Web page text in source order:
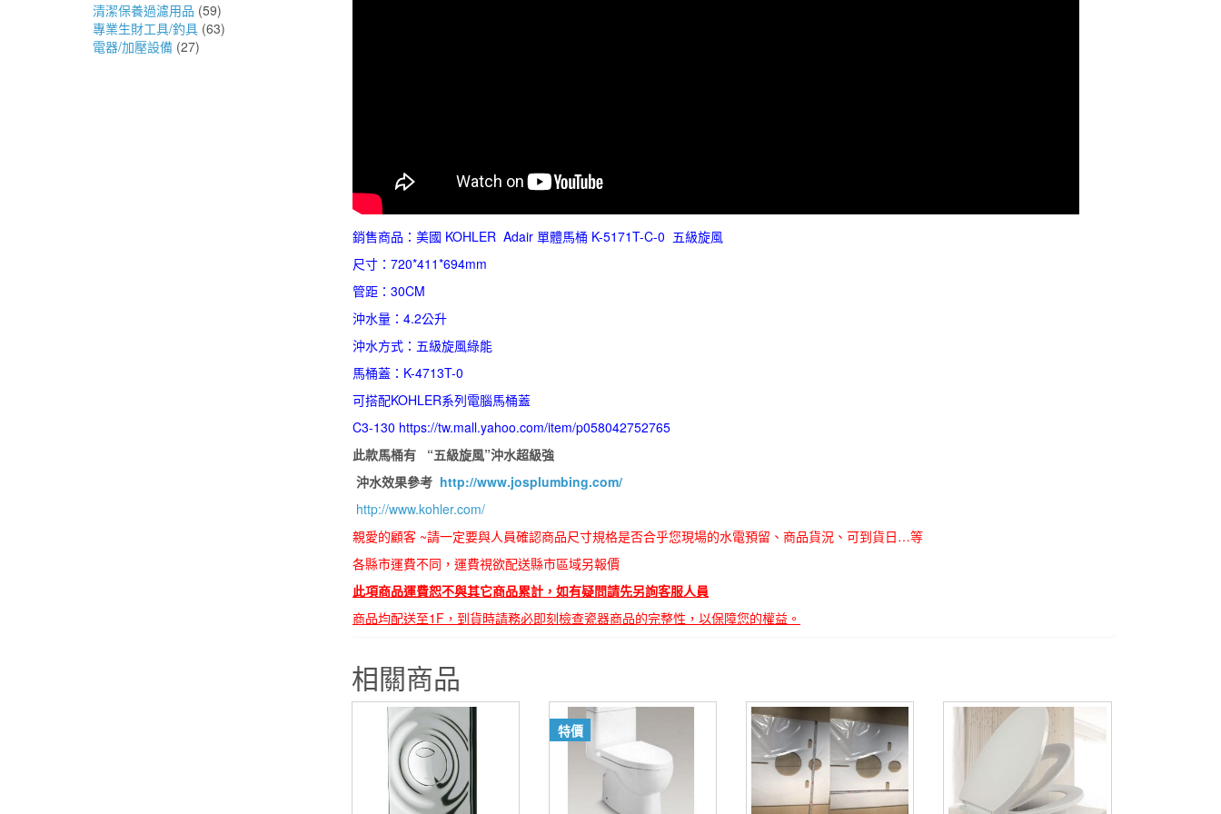
清潔保養過濾用品 (59)
專業生財工具/釣具 (63)
電器/加壓設備 (27)
銷售商品：美國 KOHLER Adair 單體馬桶 K-5171T-C-0 五級旋風
尺寸：720*411*694mm
管距：30CM
沖水量：4.2公升
沖水方式：五級旋風綠能
馬桶蓋：K-4713T-0
可搭配KOHLER系列電腦馬桶蓋
C3-130 https://tw.mall.yahoo.com/item/p058042752765
此款馬桶有 “五級旋風”沖水超級強
沖水效果參考 http://www.josplumbing.com/
http://www.kohler.com/
親愛的顧客 ~請一定要與人員確認商品尺寸規格是否合乎您現場的水電預留、商品貨況、可到貨日…等
各縣市運費不同，運費視欲配送縣市區域另報價
此項商品運費恕不與其它商品累計，如有疑問請先另詢客服人員
商品均配送至1F，到貨時請務必即刻檢查瓷器商品的完整性，以保障您的權益。
相關商品
特價